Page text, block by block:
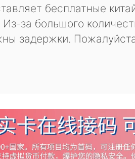
бесплатные
за большого
задержки.